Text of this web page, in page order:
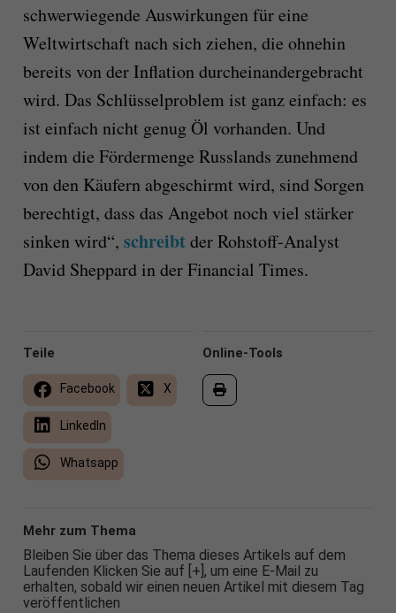
schwerwiegende Auswirkungen für eine
Weltwirtschaft nach sich ziehen, die ohnehin
bereits von der Inflation durcheinandergebracht
wird. Das Schlüsselproblem ist ganz einfach: es
ist einfach nicht genug Öl vorhanden. Und
indem die Fördermenge Russlands zunehmend
von den Käufern abgeschirmt wird, sind Sorgen
berechtigt, dass das Angebot noch viel stärker
sinken wird“, schreibt der Rohstoff-Analyst
David Sheppard in der Financial Times.
Online-Tools
Teile
Facebook X
LinkedIn
Whatsapp
Mehr zum Thema
Bleiben Sie über das Thema dieses Artikels auf dem
Laufenden Klicken Sie auf [+], um eine E-Mail zu
erhalten, sobald wir einen neuen Artikel mit diesem Tag
veröffentlichen